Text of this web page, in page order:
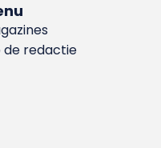
de redactie